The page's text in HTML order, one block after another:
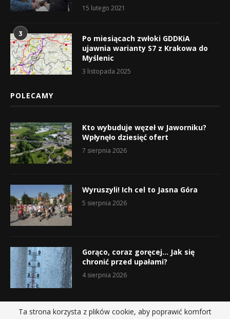
15 lutego 2021
3
Po miesiącach zwłoki GDDKiA
ujawnia warianty S7 z Krakowa do
Myślenic
3 listopada 2025
POLECAMY
Kto wybuduje węzeł w Jaworniku?
Wpłynęło dziesięć ofert
7 sierpnia 2026
Wyruszyli! Ich cel to Jasna Góra
5 sierpnia 2026
Gorąco, coraz goręcej… Jak się
chronić przed upałami?
4 sierpnia 2026
Ta strona korzysta z plików cookie, aby poprawić komfort